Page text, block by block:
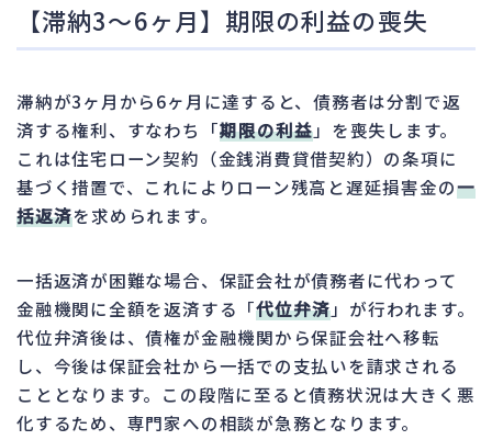
【滞納3～6ヶ月】期限の利益の喪失
滞納が3ヶ月から6ヶ月に達すると、債務者は分割で返
済する権利、すなわち「期限の利益」を喪失します。
これは住宅ローン契約（金銭消費貸借契約）の条項に
基づく措置で、これによりローン残高と遅延損害金の一
括返済を求められます。
一括返済が困難な場合、保証会社が債務者に代わって
金融機関に全額を返済する「代位弁済」が行われます。
代位弁済後は、債権が金融機関から保証会社へ移転
し、今後は保証会社から一括での支払いを請求される
こととなります。この段階に至ると債務状況は大きく悪
化するため、専門家への相談が急務となります。